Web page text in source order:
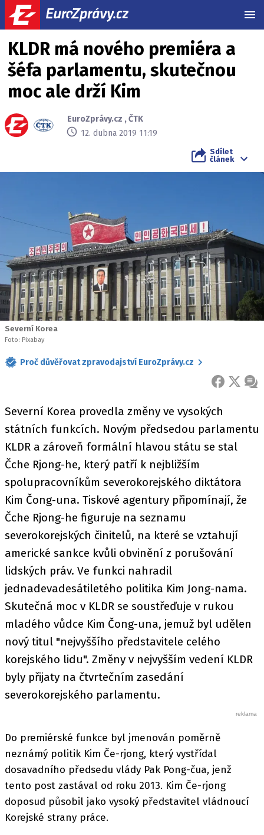
KLDR má nového premiéra a
šéfa parlamentu, skutečnou
moc ale drží Kim
EuroZprávy.cz ,ČTK
12. dubna 2019 11:19
Sdílet
článek
Severní Korea
Foto: Pixabay
Proč důvěřovat zpravodajství EuroZprávy.cz
FACEBOOK
X
Severní Korea provedla změny ve vysokých
státních funkcích. Novým předsedou parlamentu
KLDR a zároveň formální hlavou státu se stal
Čche Rjong-he, který patří k nejbližším
spolupracovníkům severokorejského diktátora
Kim Čong-una. Tiskové agentury připomínají, že
Čche Rjong-he figuruje na seznamu
severokorejských činitelů, na které se vztahují
americké sankce kvůli obvinění z porušování
lidských práv. Ve funkci nahradil
jednadevadesátiletého politika Kim Jong-nama.
Skutečná moc v KLDR se soustřeďuje v rukou
mladého vůdce Kim Čong-una, jemuž byl udělen
nový titul "nejvyššího představitele celého
korejského lidu". Změny v nejvyšším vedení KLDR
byly přijaty na čtvrtečním zasedání
severokorejského parlamentu.
Do premiérské funkce byl jmenován poměrně
neznámý politik Kim Če-rjong, který vystřídal
dosavadního předsedu vlády Pak Pong-čua, jenž
tento post zastával od roku 2013. Kim Če-rjong
doposud působil jako vysoký představitel vládnoucí
Korejské strany práce.